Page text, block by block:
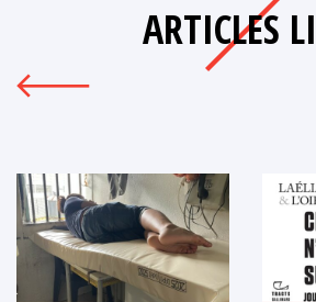
ARTICLES